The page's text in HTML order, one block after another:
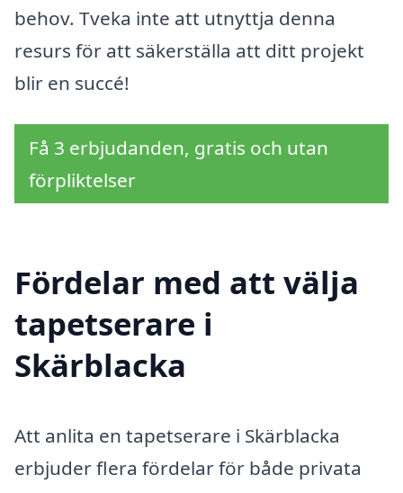
behov. Tveka inte att utnyttja denna
resurs för att säkerställa att ditt projekt
blir en succé!
Få 3 erbjudanden, gratis och utan
förpliktelser
Fördelar med att välja
tapetserare i
Skärblacka
Att anlita en tapetserare i Skärblacka
erbjuder flera fördelar för både privata